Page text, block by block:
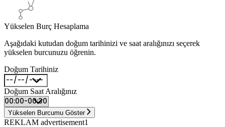
Yükselen Burç Hesaplama
Aşağıdaki kutudan doğum tarihinizi ve saat aralığınızı seçerek
yükselen burcunuzu öğrenin.
Doğum Tarihiniz
Doğum Saat Aralığınız
Yükselen Burcumu Göster
REKLAM advertisement1